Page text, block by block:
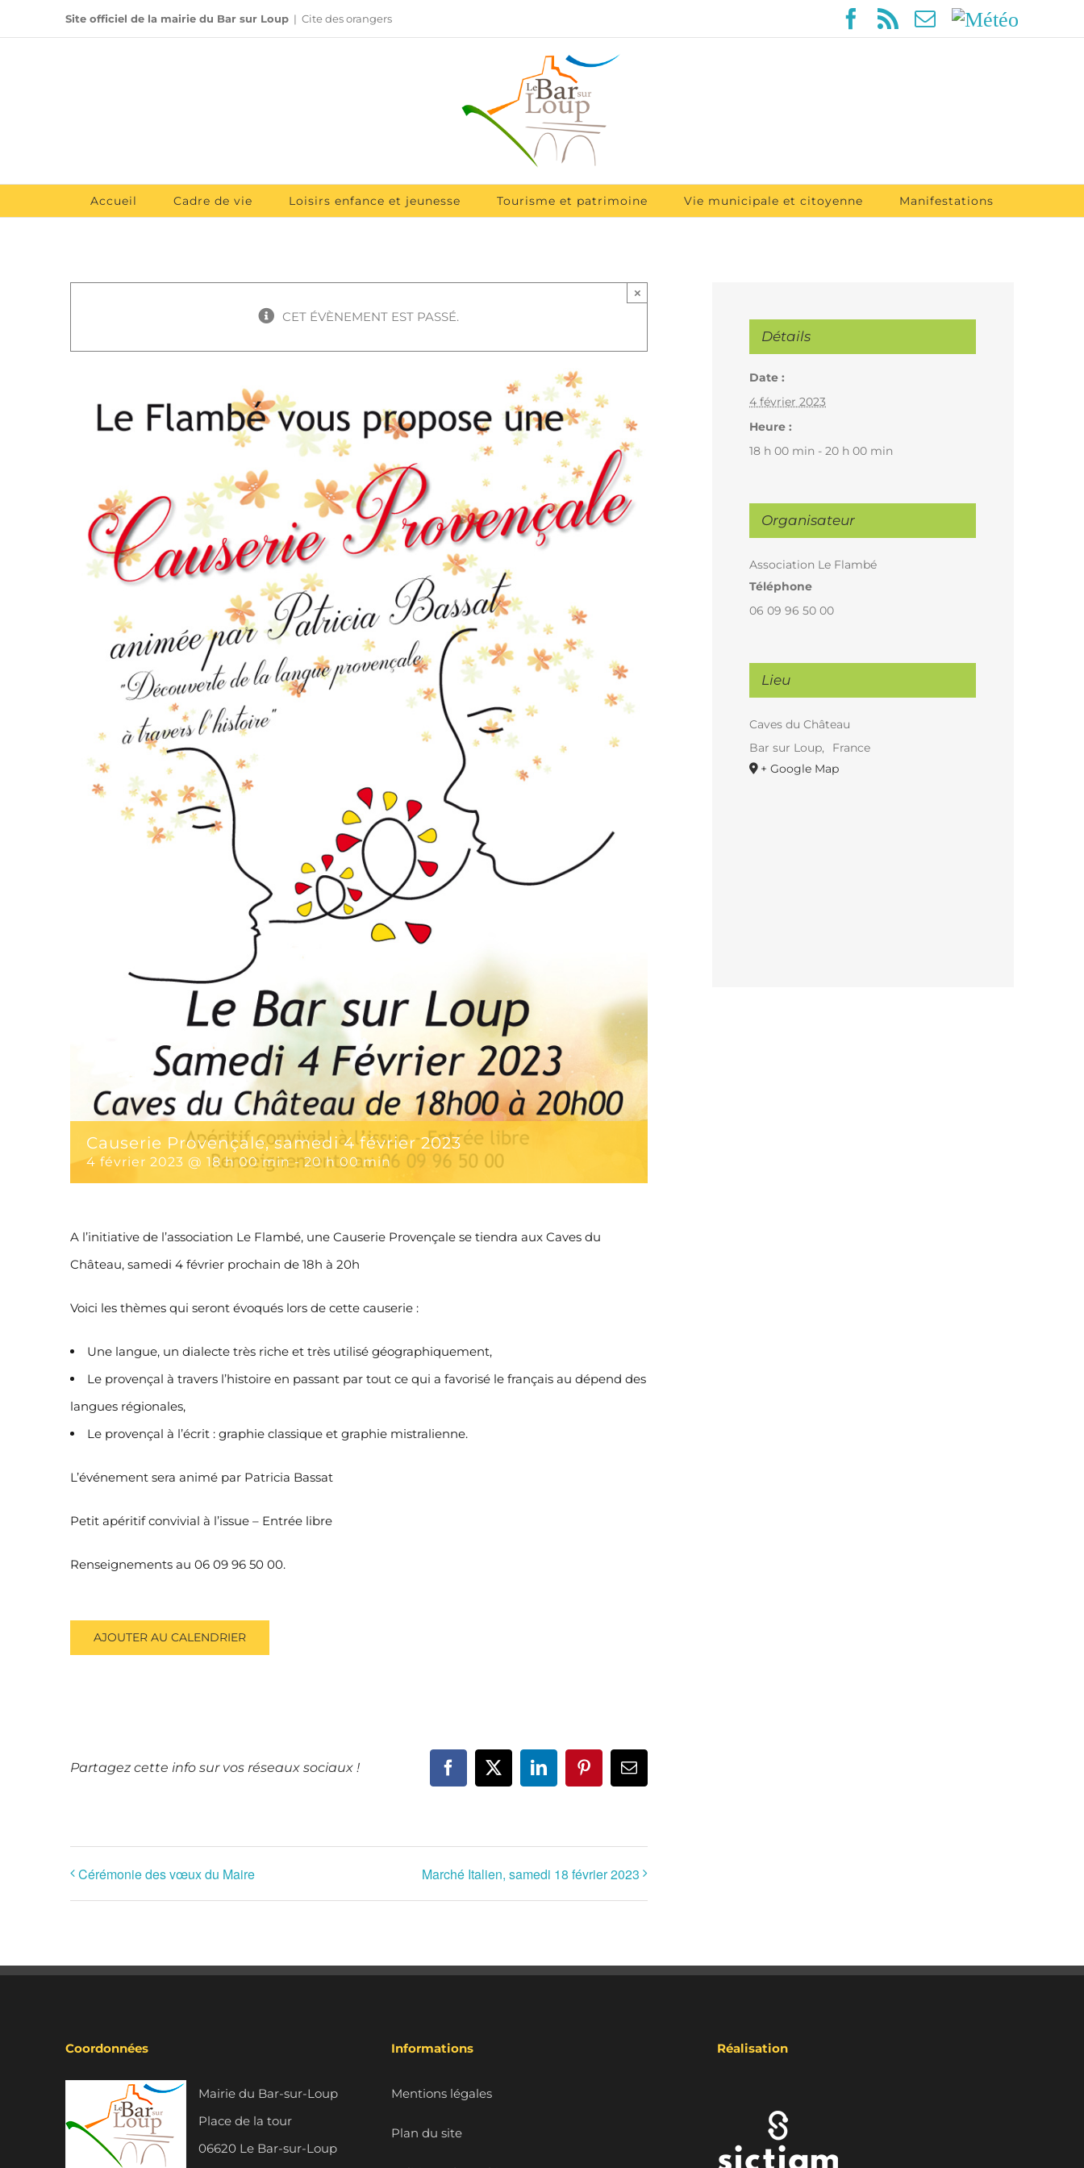
au
Site officiel de la mairie du Bar sur Loup | Cite des orangers Facebook
Rss Email
Météo
Accueil Cadre de vie Loisirs enfance et jeunesse Tourisme et patrimoine Vie municipale et citoyenne Manifestations
CET ÉVÈNEMENT EST PASSÉ.
×
Causerie Provençale, samedi 4 février 2023
4 février 2023 @ 18 h 00 min-20 h 00 min
A l’initiative de l’association Le Flambé, une Causerie Provençale se tiendra aux Caves du
Château, samedi 4 février prochain de 18h à 20h
Voici les thèmes qui seront évoqués lors de cette causerie :
Une langue, un dialecte très riche et très utilisé géographiquement,
Le provençal à travers l’histoire en passant par tout ce qui a favorisé le français au dépend des
langues régionales,
Le provençal à l’écrit : graphie classique et graphie mistralienne.
L’événement sera animé par Patricia Bassat
Petit apéritif convivial à l’issue – Entrée libre
Renseignements au 06 09 96 50 00.
AJOUTER AU CALENDRIER
Partagez cette info sur vos réseaux sociaux ! Facebook
X LinkedInPinterestEmail
Cérémonie des vœux du Maire Marché Italien, samedi 18 février 2023
Détails
Date :
4 février 2023
Heure :
18 h 00 min - 20 h 00 min
Organisateur
Association Le Flambé
Téléphone
06 09 96 50 00
Lieu
Caves du Château
Bar sur Loup,
France
+ Google Map
Coordonnées
Mairie du Bar-sur-Loup
Place de la tour
06620 Le Bar-sur-Loup
Informations
Mentions légales
Plan du site
Réalisation